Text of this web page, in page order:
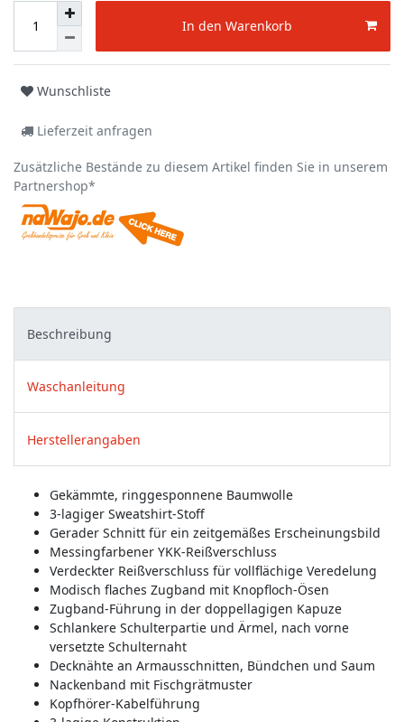
In den Warenkorb
Wunschliste
Lieferzeit anfragen
Zusätzliche Bestände zu diesem Artikel finden Sie in unserem
Partnershop*
Beschreibung
Waschanleitung
Herstellerangaben
Gekämmte, ringgesponnene Baumwolle
3-lagiger Sweatshirt-Stoff
Gerader Schnitt für ein zeitgemäßes Erscheinungsbild
Messingfarbener YKK-Reißverschluss
Verdeckter Reißverschluss für vollflächige Veredelung
Modisch flaches Zugband mit Knopfloch-Ösen
Zugband-Führung in der doppellagigen Kapuze
Schlankere Schulterpartie und Ärmel, nach vorne
versetzte Schulternaht
Decknähte an Armausschnitten, Bündchen und Saum
Nackenband mit Fischgrätmuster
Kopfhörer-Kabelführung